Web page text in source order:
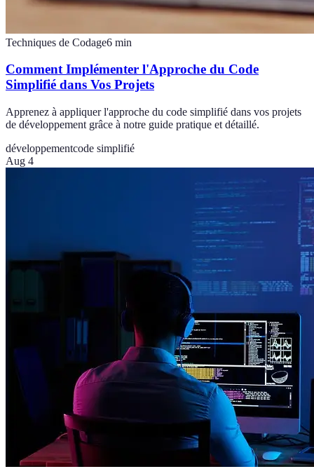
Techniques de Codage6 min
Comment Implémenter l'Approche du Code
Simplifié dans Vos Projets
Apprenez à appliquer l'approche du code simplifié dans vos projets
de développement grâce à notre guide pratique et détaillé.
développementcode simplifié
Aug 4